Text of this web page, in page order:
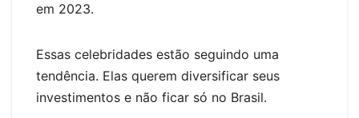
em 2023.
Essas celebridades estão seguindo uma
tendência. Elas querem diversificar seus
investimentos e não ficar só no Brasil.